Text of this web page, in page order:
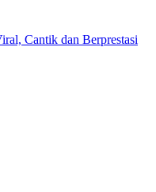
Cantik dan Berprestasi